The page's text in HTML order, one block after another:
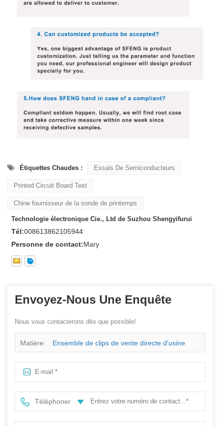
Étiquettes Chaudes : Essais De Semiconducteurs
Printed Circuit Board Test
Chine fournisseur de la sonde de printemps
Technologie électronique Cie., Ltd de Suzhou Shengyifurui
Tél:008613862105944
Personne de contact:Mary
Envoyez-Nous Une Enquête
Nous vous contacterons dès que possible!
Matière: Ensemble de clips de vente directe d'usine
pour batterie au lithium polymère
Téléphoner